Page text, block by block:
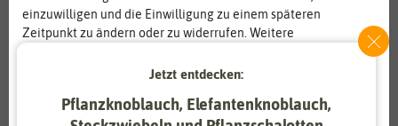
einzuwilligen und die Einwilligung zu einem späteren
Zeitpunkt zu ändern oder zu widerrufen. Weitere
Informationen zur Verwendung personenbezogener Daten und
den Diensten erklären wir in unsererDaten­schutz­erklärung
Essenziell Statistik
Jetzt entdecken:
Pflanzknoblauch, Elefantenknoblauch,